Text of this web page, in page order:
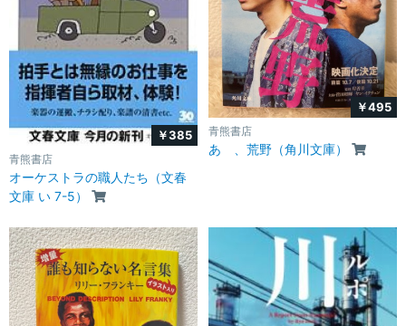
￥385
青熊書店
オーケストラの職人たち（文春
文庫 い 7-5）
￥495
青熊書店
あゝ、荒野（角川文庫）